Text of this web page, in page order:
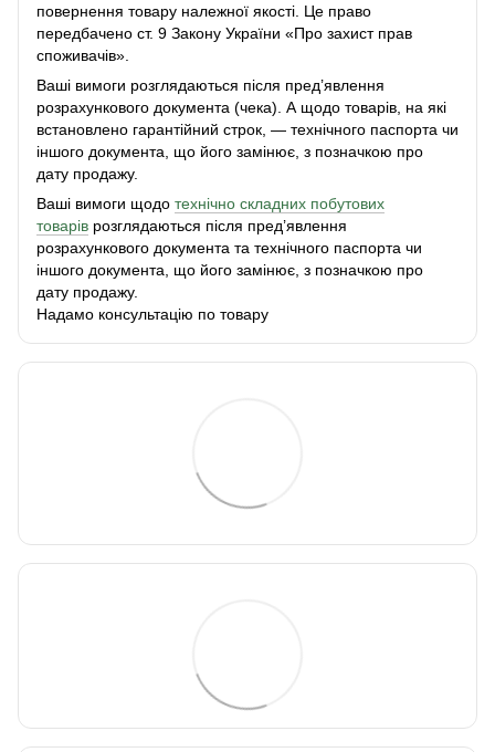
повернення товару належної якості. Це право
передбачено ст. 9 Закону України «Про захист прав
споживачів».
Ваші вимоги розглядаються після пред’явлення
розрахункового документа (чека). А щодо товарів, на які
встановлено гарантійний строк, — технічного паспорта чи
іншого документа, що його замінює, з позначкою про
дату продажу.
Ваші вимоги щодо технічно складних побутових
товарів розглядаються після пред’явлення
розрахункового документа та технічного паспорта чи
іншого документа, що його замінює, з позначкою про
дату продажу.
Надамо консультацію по товару